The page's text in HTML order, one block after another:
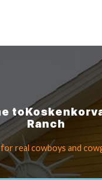
to
Ranch
real cowboys and